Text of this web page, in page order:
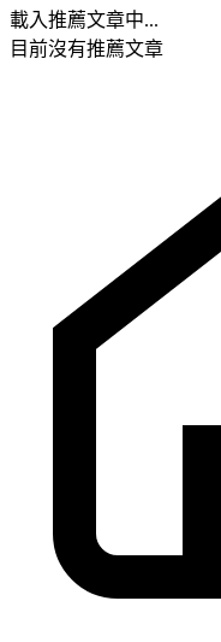
載入推薦文章中...
目前沒有推薦文章